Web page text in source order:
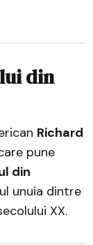
din
Richard
pune
din
unuia dintre
XX.